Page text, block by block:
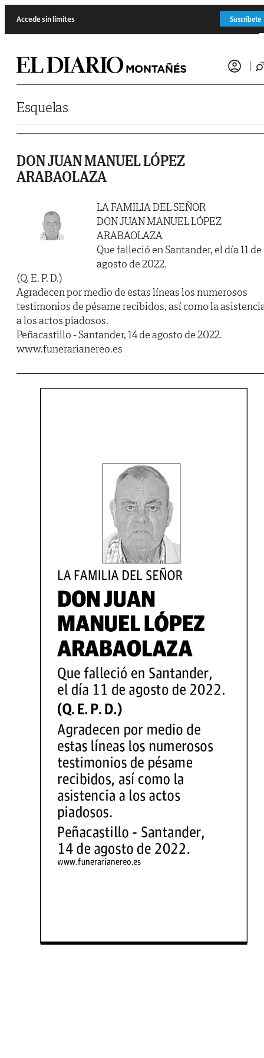
Accede sin límites Suscríbete
Esquelas
DON JUAN MANUEL LÓPEZ
ARABAOLAZA
LA FAMILIA DEL SEÑOR
DON JUAN MANUEL LÓPEZ
ARABAOLAZA
Que falleció en Santander, el día 11 de
agosto de 2022.
(Q. E. P. D.)
Agradecen por medio de estas líneas los numerosos
testimonios de pésame recibidos, así como la
a los actos piadosos.
Peñacastillo - Santander, 14 de agosto de 2022.
www.funerarianereo.es